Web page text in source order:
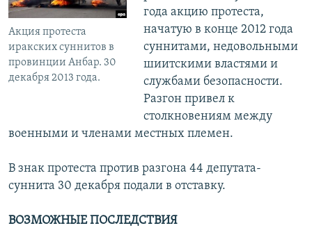
Акция протеста
иракских суннитов в
провинции Анбар. 30
декабря 2013 года.
года акцию протеста,
начатую в конце 2012 года
суннитами, недовольными
шиитскими властями и
службами безопасности.
Разгон привел к
столкновениям между
военными и членами местных племен.
В знак протеста против разгона 44 депутата-
суннита 30 декабря подали в отставку.
ВОЗМОЖНЫЕ ПОСЛЕДСТВИЯ